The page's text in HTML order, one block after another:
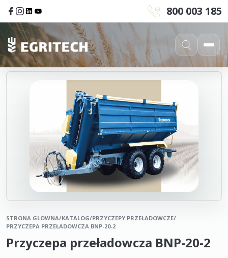
800 003 185
STRONA GLOWNA/KATALOG/PRZYCZEPY PRZEŁADOWCZE/
PRZYCZEPA PRZEŁADOWCZA BNP-20-2
Przyczepa przeładowcza BNP-20-2